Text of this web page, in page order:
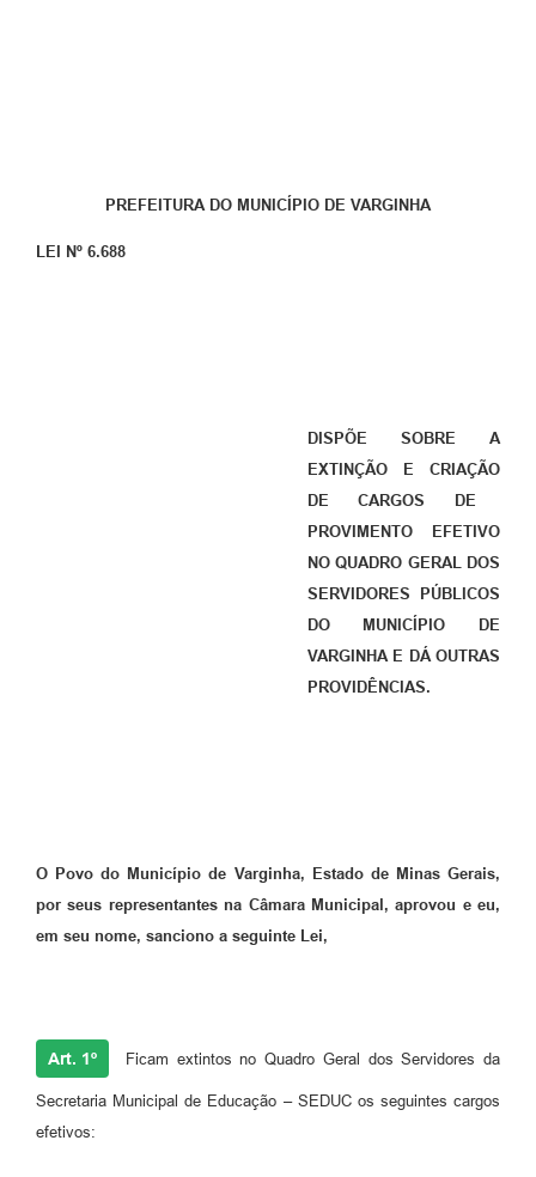
PREFEITURA DO MUNICÍPIO DE VARGINHA
LEI Nº 6.688
DISPÕE SOBRE A
EXTINÇÃO
E CRIAÇÃO
DE CARGOS DE
PROVIMENTO EFETIVO
NO QUADRO GERAL DOS
SERVIDORES PÚBLICOS
DO MUNICÍPIO DE
VARGINHA E DÁ OUTRAS
PROVIDÊNCIAS.
O Povo do Município de Varginha, Estado de Minas Gerais,
por seus representantes na Câmara Municipal,aprovou e eu,
em seu nome, sanciono a seguinte Lei,
Art. 1º Ficam extintos no Quadro Geral dos Servidores da
Secretaria Municipal de Educação – SEDUC os seguintes cargos
efetivos: